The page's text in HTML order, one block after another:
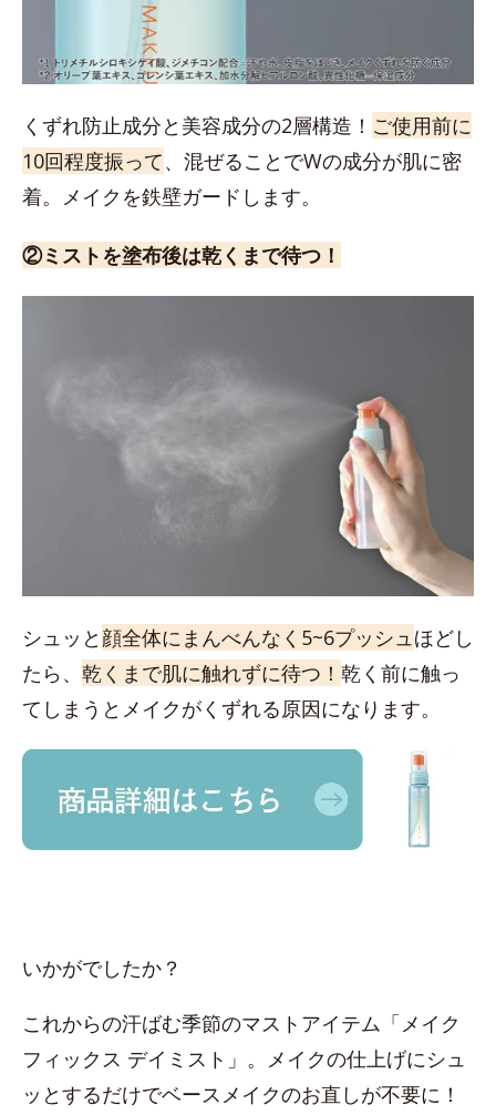
くずれ防止成分と美容成分の2層構造！ ご使用前に
10回程度振って、混ぜることでWの成分が肌に密
着。メイクを鉄壁ガードします。
②ミストを塗布後は乾くまで待つ！
シュッと 顔全体にまんべんなく5~6プッシュほどし
たら、 乾くまで肌に触れずに待つ！ 乾く前に触っ
てしまうとメイクがくずれる原因になります。
いかがでしたか？
これからの汗ばむ季節のマストアイテム「メイク
フィックス デイミスト」。メイクの仕上げにシュ
ッとするだけでベースメイクのお直しが不要に！